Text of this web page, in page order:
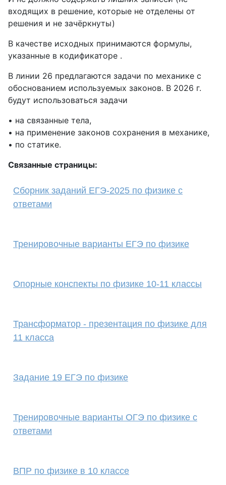
входящих в решение, которые не отделены от
решения и не зачёркнуты)
В качестве исходных принимаются формулы,
указанные в кодификаторе .
В линии 26 предлагаются задачи по механике с
обоснованием используемых законов. В 2026 г.
будут использоваться задачи
• на связанные тела,
• на применение законов сохранения в механике,
• по статике.
Связанные страницы:
Сборник заданий ЕГЭ-2025 по физике с
ответами
Тренировочные варианты ЕГЭ по физике
Опорные конспекты по физике 10-11 классы
Трансформатор - презентация по физике для
11 класса
Задание 19 ЕГЭ по физике
Тренировочные варианты ОГЭ по физике с
ответами
ВПР по физике в 10 классе